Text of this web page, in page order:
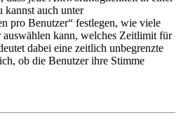
kannst auch unter
pro Benutzer“ festlegen, wie viele
kann, welches Zeitlimit für
dabei eine zeitlich unbegrenzte
ob die Benutzer ihre Stimme